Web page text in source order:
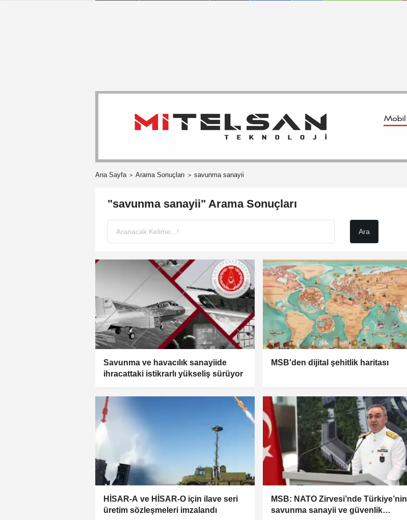
Ana Sayfa Arama Sonuçları savunma sanayii
"savunma sanayii" Arama Sonuçları
Savunma ve havacılık sanayiide
ihracattaki istikrarlı yükseliş sürüyor
MSB'den dijital şehitlik haritası
HİSAR-A ve HİSAR-O için ilave seri
üretim sözleşmeleri imzalandı
MSB: NATO Zirvesi’nde Türkiye’nin
savunma sanayii ve güvenlik